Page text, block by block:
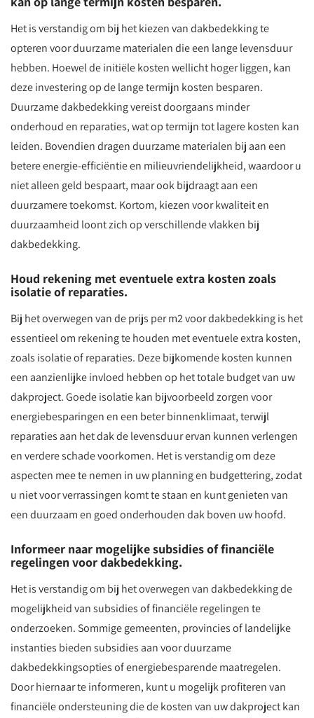
Het is verstandig om bij het kiezen van dakbedekking te
opteren voor duurzame materialen die een lange levensduur
hebben. Hoewel de initiële kosten wellicht hoger liggen, kan
deze investering op de lange termijn kosten besparen.
Duurzame dakbedekking vereist doorgaans minder
onderhoud en reparaties, wat op termijn tot lagere kosten kan
leiden. Bovendien dragen duurzame materialen bij aan een
betere energie-efficiëntie en milieuvriendelijkheid, waardoor u
niet alleen geld bespaart, maar ook bijdraagt aan een
duurzamere toekomst. Kortom, kiezen voor kwaliteit en
duurzaamheid loont zich op verschillende vlakken bij
dakbedekking.
Houd rekening met eventuele extra kosten zoals
isolatie of reparaties.
Bij het overwegen van de prijs per m2 voor dakbedekking is het
essentieel om rekening te houden met eventuele extra kosten,
zoals isolatie of reparaties. Deze bijkomende kosten kunnen
een aanzienlijke invloed hebben op het totale budget van uw
dakproject. Goede isolatie kan bijvoorbeeld zorgen voor
energiebesparingen en een beter binnenklimaat, terwijl
reparaties aan het dak de levensduur ervan kunnen verlengen
en verdere schade voorkomen. Het is verstandig om deze
aspecten mee te nemen in uw planning en budgettering, zodat
u niet voor verrassingen komt te staan en kunt genieten van
een duurzaam en goed onderhouden dak boven uw hoofd.
Informeer naar mogelijke subsidies of financiële
regelingen voor dakbedekking.
Het is verstandig om bij het overwegen van dakbedekking de
mogelijkheid van subsidies of financiële regelingen te
onderzoeken. Sommige gemeenten, provincies of landelijke
instanties bieden subsidies aan voor duurzame
dakbedekkingsopties of energiebesparende maatregelen.
Door hiernaar te informeren, kunt u mogelijk profiteren van
financiële ondersteuning die de kosten van uw dakproject kan